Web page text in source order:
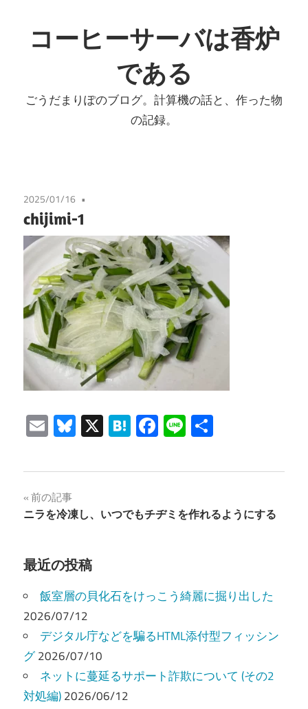
ン
テ
へ
コーヒーサーバは香炉
である
ごうだまりぽのブログ。計算機の話と、作った物
の記録。
2025/01/16
chijimi-1
EmailBluesky
X Hatena
Facebook
Line
投
稿
ナ
ビ
ゲ
ー
シ
ョ
前の記事
ニラを冷凍し、いつでもチヂミを作れるようにする
最近の投稿
飯室層の貝化石をけっこう綺麗に掘り出した
2026/07/12
デジタル庁などを騙るHTML添付型フィッシン
グ2026/07/10
ネットに蔓延るサポート詐欺について (その2
対処編)2026/06/12